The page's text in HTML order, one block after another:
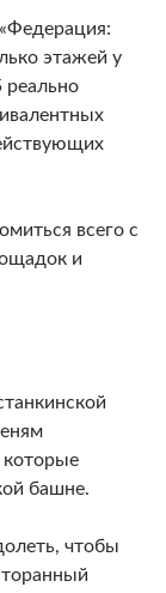
этажей у
реально
всего с
и
которые
башне.
чтобы